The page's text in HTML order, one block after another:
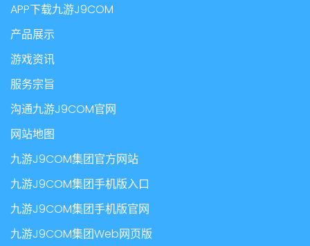
APP下载九游J9COM
产品展示
游戏资讯
服务宗旨
沟通九游J9COM官网
网站地图
九游J9COM集团官方网站
九游J9COM集团手机版入口
九游J9COM集团手机版官网
九游J9COM集团Web网页版